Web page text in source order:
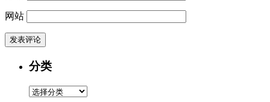
网站
分类
分